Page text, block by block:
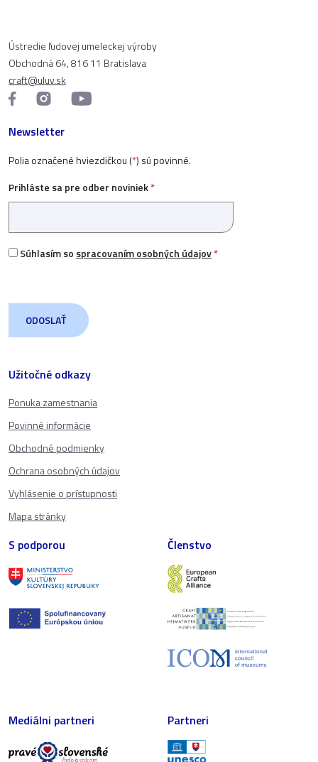
Užitočné odkazy
Ponuka zamestnania
Povinné informácie
Obchodné podmienky
Ochrana osobných údajov
Vyhlásenie o prístupnosti
Mapa stránky
Ústredie ľudovej umeleckej výroby
Obchodná 64, 816 11 Bratislava
craft@uluv.sk
Newsletter
Polia označené hviezdičkou (*) sú povinné.
Prihláste sa pre odber noviniek*
Súhlasím so spracovaním osobných údajov*
S podporou Členstvo
Mediálni partneri Partneri